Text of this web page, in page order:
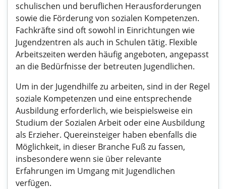
schulischen und beruflichen Herausforderungen
sowie die Förderung von sozialen Kompetenzen.
Fachkräfte sind oft sowohl in Einrichtungen wie
Jugendzentren als auch in Schulen tätig. Flexible
Arbeitszeiten werden häufig angeboten, angepasst
an die Bedürfnisse der betreuten Jugendlichen.
Um in der Jugendhilfe zu arbeiten, sind in der Regel
soziale Kompetenzen und eine entsprechende
Ausbildung erforderlich, wie beispielsweise ein
Studium der Sozialen Arbeit oder eine Ausbildung
als Erzieher. Quereinsteiger haben ebenfalls die
Möglichkeit, in dieser Branche Fuß zu fassen,
insbesondere wenn sie über relevante
Erfahrungen im Umgang mit Jugendlichen
verfügen.